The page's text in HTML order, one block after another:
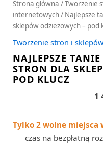
Strona główna /Tworzenie
internetowych/ Najlepsze
sklepów odzieżowych – pod
Tworzenie stron i
NAJLEPSZE
STRON DLA
POD KLUCZ
1
Tylko 2 wolne miejsca
czas na bezpłatną